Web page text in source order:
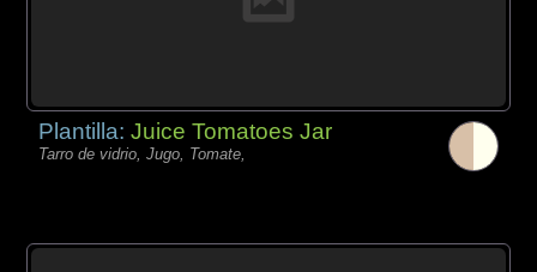
Plantilla:Juice Tomatoes Jar
Tarro de vidrio, Jugo, Tomate,